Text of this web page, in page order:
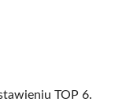
TOP 6.